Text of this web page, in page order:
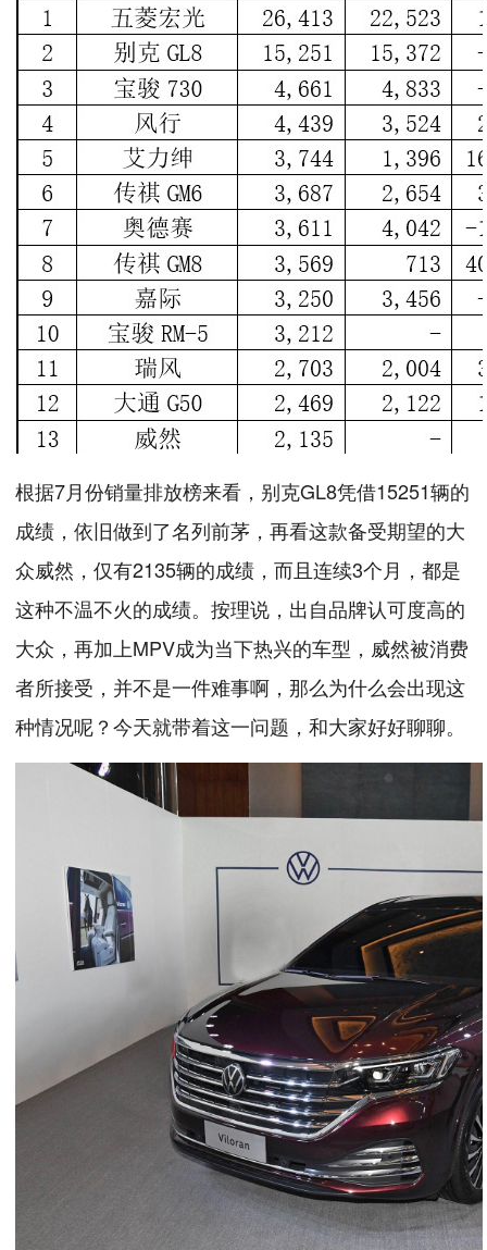
根据7月份销量排放榜来看，别克GL8凭借15251辆的
成绩，依旧做到了名列前茅，再看这款备受期望的大
众威然，仅有2135辆的成绩，而且连续3个月，都是
这种不温不火的成绩。按理说，出自品牌认可度高的
大众，再加上MPV成为当下热兴的车型，威然被消费
者所接受，并不是一件难事啊，那么为什么会出现这
种情况呢？今天就带着这一问题，和大家好好聊聊。